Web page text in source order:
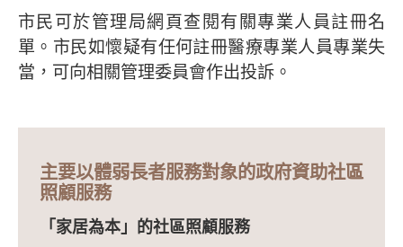
市民可於管理局網頁查閱有關專業人員註冊名
單。市民如懷疑有任何註冊醫療專業人員專業失
當，可向相關管理委員會作出投訴。
主要以體弱長者服務對象的政府資助社區
照顧服務
「家居為本」的社區照顧服務